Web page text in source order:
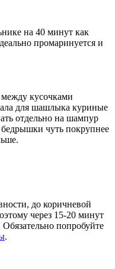
на 40 минут как
промаринуется и
кусочками
для шашлыка куриные
отдельно на шампур
чуть покрупнее
до коричневой
через 15-20 минут
попробуйте
.